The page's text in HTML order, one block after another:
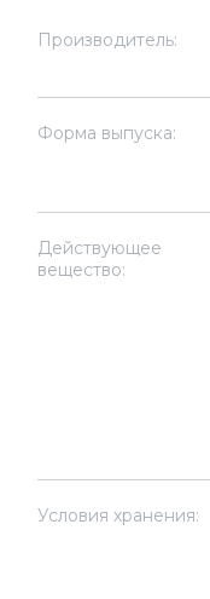
Производитель:
Форма выпуска:
Действующее
вещество:
Условия хранения: